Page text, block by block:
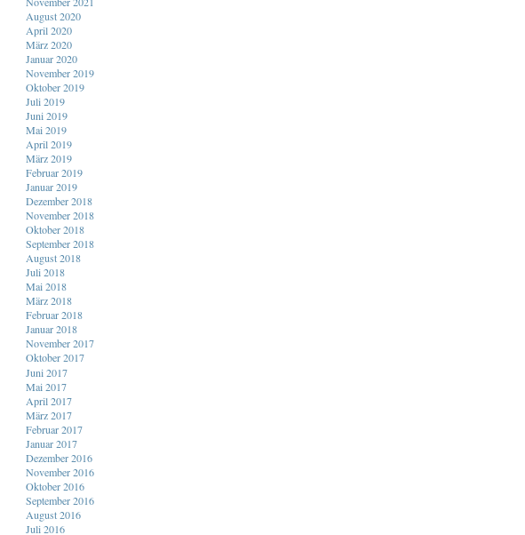
August 2020
April 2020
März 2020
Januar 2020
November 2019
Oktober 2019
Juli 2019
Juni 2019
Mai 2019
April 2019
März 2019
Februar 2019
Januar 2019
Dezember 2018
November 2018
Oktober 2018
September 2018
August 2018
Juli 2018
Mai 2018
März 2018
Februar 2018
Januar 2018
November 2017
Oktober 2017
Juni 2017
Mai 2017
April 2017
März 2017
Februar 2017
Januar 2017
Dezember 2016
November 2016
Oktober 2016
September 2016
August 2016
Juli 2016